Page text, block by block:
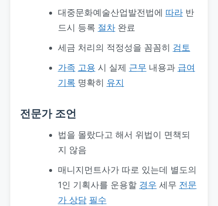
대중문화예술산업발전법에 따라반
드시 등록 절차완료
세금 처리의 적정성을 꼼꼼히 검토
가족 고용 시 실제 근무 내용과 급여
기록 명확히 유지
전문가 조언
법을 몰랐다고 해서 위법이 면책되
지 않음
매니지먼트사가 따로 있는데 별도의
1인 기획사를 운용할 경우 세무 전문
가 상담 필수